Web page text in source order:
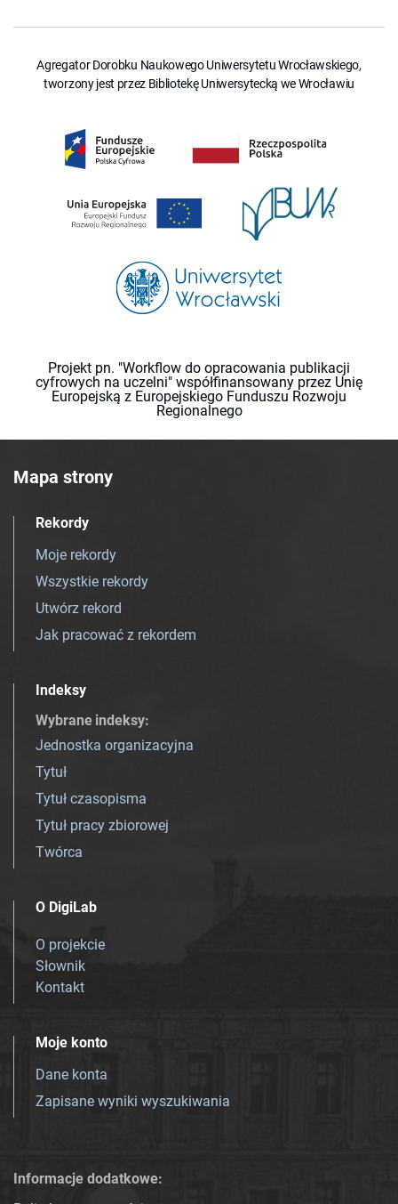
Agregator Dorobku Naukowego Uniwersytetu Wrocławskiego,
tworzony jest przez Bibliotekę Uniwersytecką we Wrocławiu
Projekt pn. "Workflow do opracowania publikacji
cyfrowych na uczelni" współfinansowany przez Unię
Europejską z Europejskiego Funduszu Rozwoju
Regionalnego
Mapa strony
Rekordy
Moje rekordy
Wszystkie rekordy
Utwórz rekord
Jak pracować z rekordem
Indeksy
Wybrane indeksy:
Jednostka organizacyjna
Tytuł
Tytuł czasopisma
Tytuł pracy zbiorowej
Twórca
O DigiLab
O projekcie
Słownik
Kontakt
Moje konto
Dane konta
Zapisane wyniki wyszukiwania
Informacje dodatkowe: